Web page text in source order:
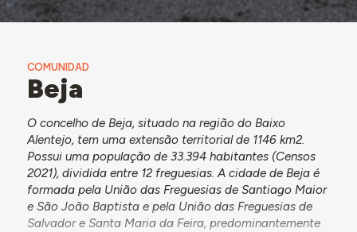
COMUNIDAD
Beja
O concelho de Beja, situado na região do Baixo
Alentejo, tem uma extensão territorial de 1146 km2.
Possui uma população de 33.394 habitantes (Censos
2021), dividida entre 12 freguesias. A cidade de Beja é
formada pela União das Freguesias de Santiago Maior
e São João Baptista e pela União das Freguesias de
Salvador e Santa Maria da Feira, predominantemente